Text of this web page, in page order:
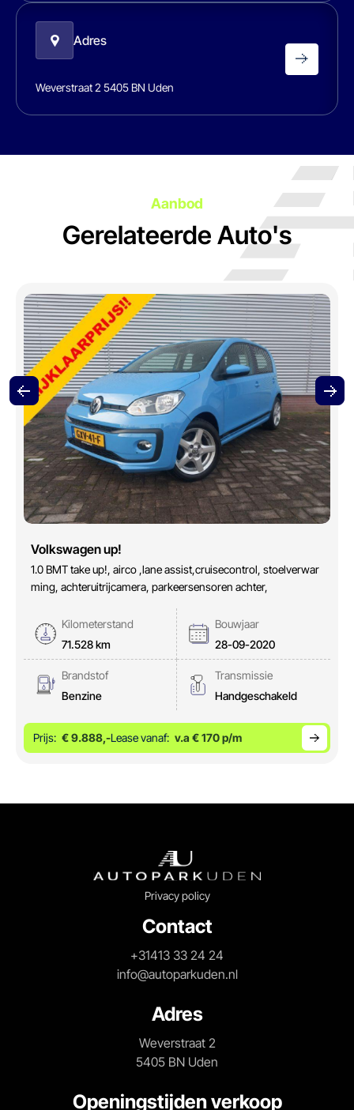
Adres
Weverstraat 2 5405 BN Uden
Aanbod
Gerelateerde Auto's
Volkswagen up!
1.0 BMT take up!, airco ,lane assist,cruisecontrol, stoelverwar
ming, achteruitrijcamera, parkeersensoren achter,
Kilometerstand
71.528 km
Bouwjaar
28-09-2020
Brandstof
Benzine
Transmissie
Handgeschakeld
Prijs: € 9.888,-Lease vanaf: v.a € 170 p/m
Privacy policy
Contact
+31413 33 24 24
info@autoparkuden.nl
Adres
Weverstraat 2
5405 BN Uden
Openingstijden verkoop